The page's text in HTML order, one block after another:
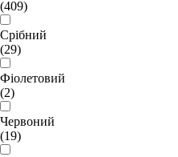
(409)
Срібний
(29)
Фіолетовий
(2)
Червоний
(19)